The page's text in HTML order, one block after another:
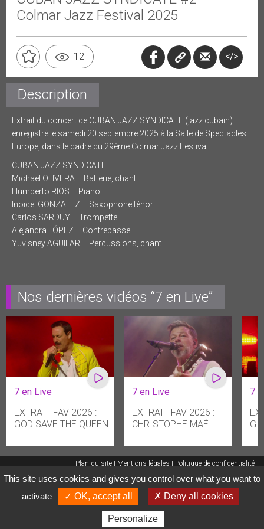
Colmar Jazz Festival 2025
</>
12
Description
Extrait du concert de CUBAN JAZZ SYNDICATE (jazz cubain)
enregistré le samedi 20 septembre 2025 à la Salle de Spectacles
Europe, dans le cadre du 29ème Colmar Jazz Festival.
CUBAN JAZZ SYNDICATE
Michael OLIVERA – Batterie, chant
Humberto RIOS – Piano
Inoidel GONZALEZ – Saxophone ténor
Carlos SARDUY – Trompette
Alejandra LÓPEZ – Contrebasse
Yuvisney AGUILAR – Percussions, chant
Nos dernières vidéos “7 en Live”
7 en Live
EXTRAIT FAV 2026 :
GOD SAVE THE QUEEN
7 en Live
EXTRAIT FAV 2026 :
CHRISTOPHE MAÉ
7
Plan du site Mentions légales
Politique de confidentialité
Gestion des cookies
HDR COMMUNICATIONS
© 2015
This site uses cookies and gives you control over what you want to
activate
✓ OK, accept all ✗ Deny all cookies
Personalize